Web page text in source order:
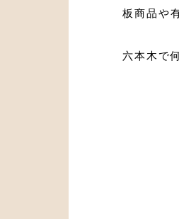
板商品や
六本木で